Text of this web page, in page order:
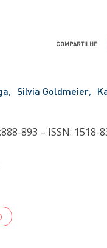
COMPARTILHE
Silvia Goldmeier
893 – ISSN: 1518-